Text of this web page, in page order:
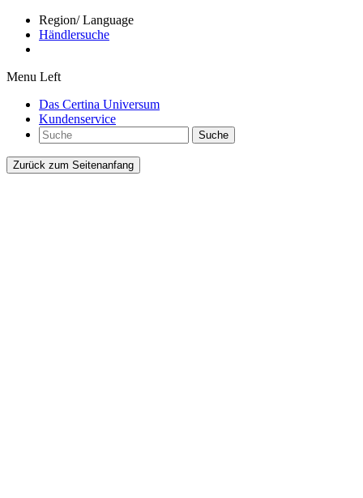
Region/ Language
Händlersuche
Menu Left
Das Certina Universum
Kundenservice
Suche
Zurück zum Seitenanfang